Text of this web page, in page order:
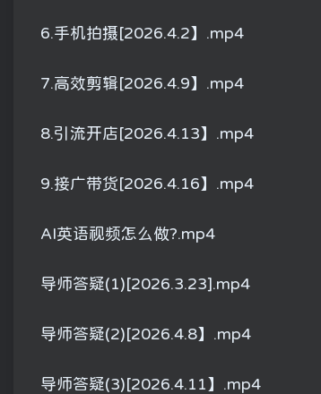
6.手机拍摄[2026.4.2】.mp4
7.高效剪辑[2026.4.9】.mp4
8.引流开店[2026.4.13】.mp4
9.接广带货[2026.4.16】.mp4
AI英语视频怎么做?.mp4
导师答疑(1)[2026.3.23].mp4
导师答疑(2)[2026.4.8】.mp4
导师答疑(3)[2026.4.11】.mp4